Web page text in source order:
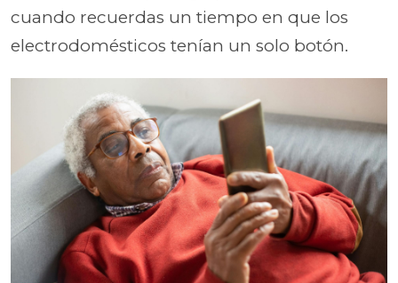
cuando recuerdas un tiempo en que los
electrodomésticos tenían un solo botón.